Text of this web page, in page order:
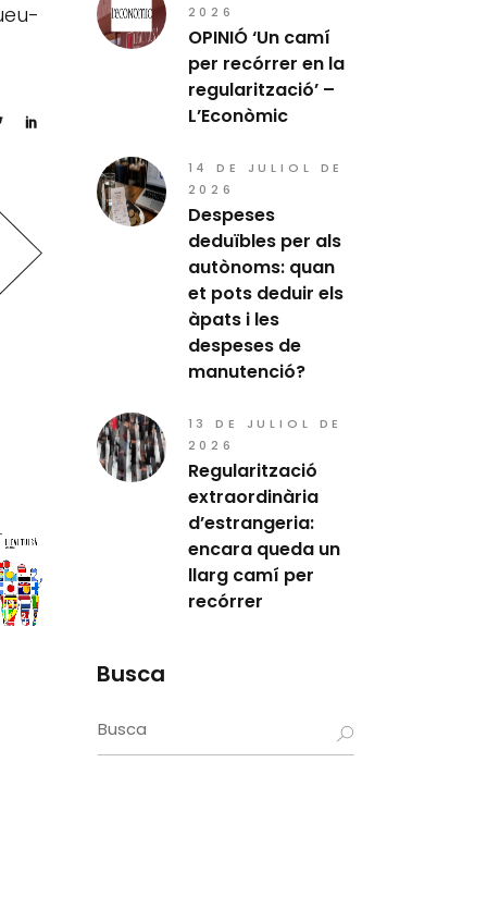
2026
OPINIÓ ‘Un camí
per recórrer en la
regularització’ –
L’Econòmic
14 DE JULIOL DE
2026
Despeses
deduïbles per als
autònoms: quan
et pots deduir els
àpats i les
despeses de
manutenció?
13 DE JULIOL DE
2026
Regularització
extraordinària
d’estrangeria:
encara queda un
llarg camí per
recórrer
Busca
Search
for: